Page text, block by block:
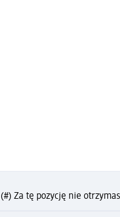
(#) Za tę pozycję nie